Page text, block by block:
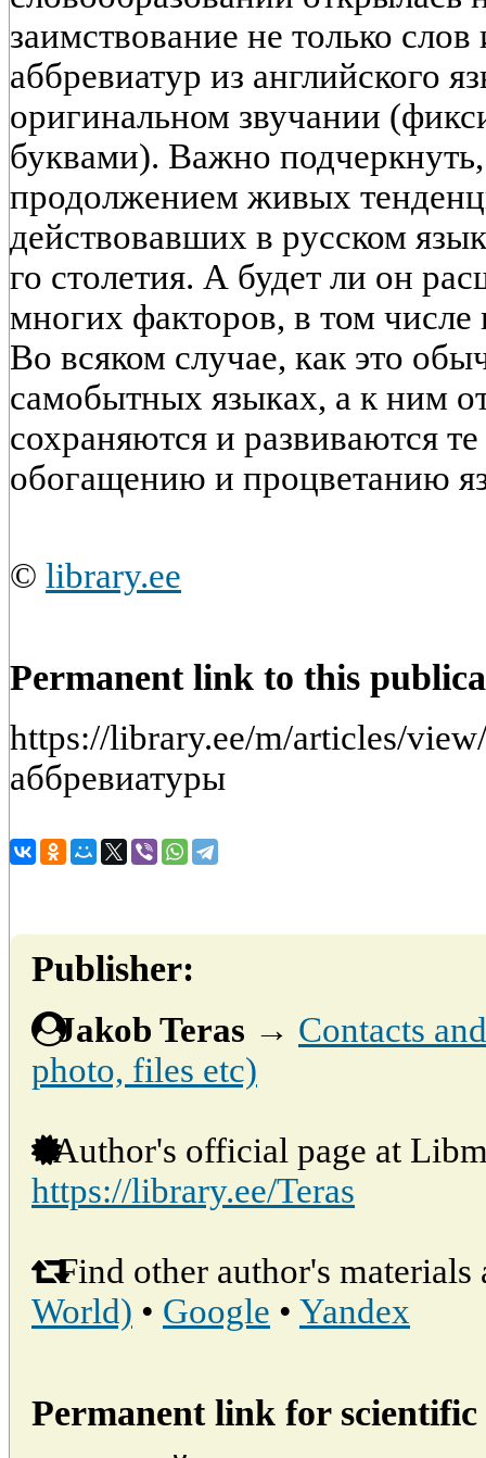
заимствование не только
аббревиатур из английского
оригинальном звучании
буквами). Важно подчеркнуть,
продолжением живых
действовавших в русском
го столетия. А будет ли он
многих факторов, в том числе
Во всяком случае, как это
самобытных языках, а к ним
сохраняются и развиваются
обогащению и процветанию
© library.ee
Permanent link to this
https://library.ee/m/articles/
аббревиатуры
Publisher:
Jakob Teras → Contacts
photo, files etc)
Author's official page at
https://library.ee/Teras
Find other author's materials
World) • Google • Yandex
Permanent link for